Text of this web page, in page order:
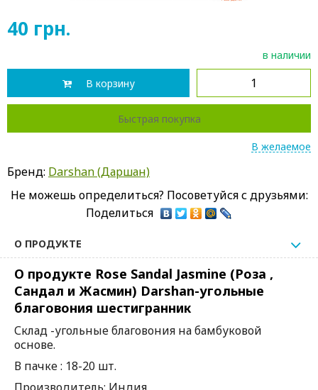
40 грн.
в наличии
В корзину
Быстрая покупка
В желаемое
Бренд: Darshan (Даршан)
Не можешь определиться? Посоветуйся с друзьями:
Поделиться
О ПРОДУКТЕ
О продукте Rose Sandal Jasmine (Роза ,
Сандал и Жасмин) Darshan-угольные
благовония шестигранник
Склад -угольные благовония на бамбуковой
основе.
В пачке : 18-20 шт.
Производитель: Индия